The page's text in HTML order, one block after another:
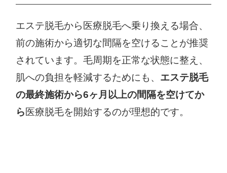
エステ脱毛から医療脱毛へ乗り換える場合、
前の施術から適切な間隔を空けることが推奨
されています。毛周期を正常な状態に整え、
肌への負担を軽減するためにも、 エステ脱毛
の最終施術から6ヶ月以上の間隔を空けてか
ら 医療脱毛を開始するのが理想的です。